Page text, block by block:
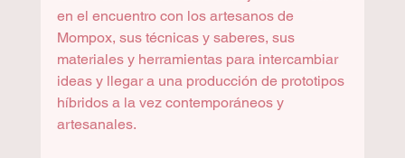
en el encuentro con los artesanos de
Mompox, sus técnicas y saberes, sus
materiales y herramientas para intercambiar
ideas y llegar a una producción de prototipos
híbridos a la vez contemporáneos y
artesanales.